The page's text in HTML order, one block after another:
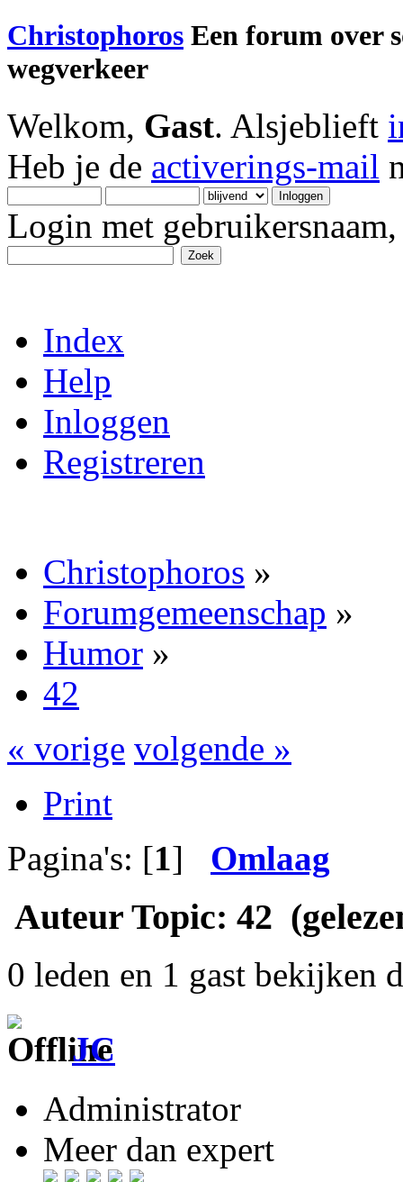
Christophoros Een forum over
wegverkeer
Welkom, Gast. Alsjeblieft
Heb je de activerings-mail
Login met
Index
Help
Inloggen
Registreren
Christophoros »
Forumgemeenschap »
Humor »
42
« vorige volgende »
Print
Pagina's: [1] Omlaag
Auteur Topic: 42
0 leden en 1 gast bekijken
JC
Administrator
Meer dan expert